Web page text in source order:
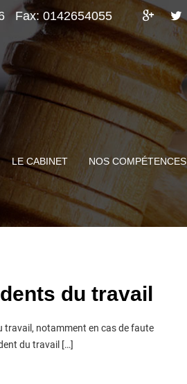
Fax: 0142654055
LE CABINET NOS COMPÉTENCES
du travail
travail, notamment en cas de faute
du travail […]